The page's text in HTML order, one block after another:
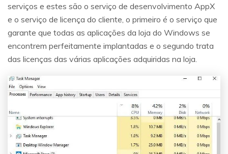
serviços e estes são o serviço de desenvolvimento AppX
e o serviço de licença do cliente, o primeiro é o serviço que
garante que todas as aplicações da loja do Windows se
encontrem perfeitamente implantadas e o segundo trata
das licenças das várias aplicações adquiridas na loja.